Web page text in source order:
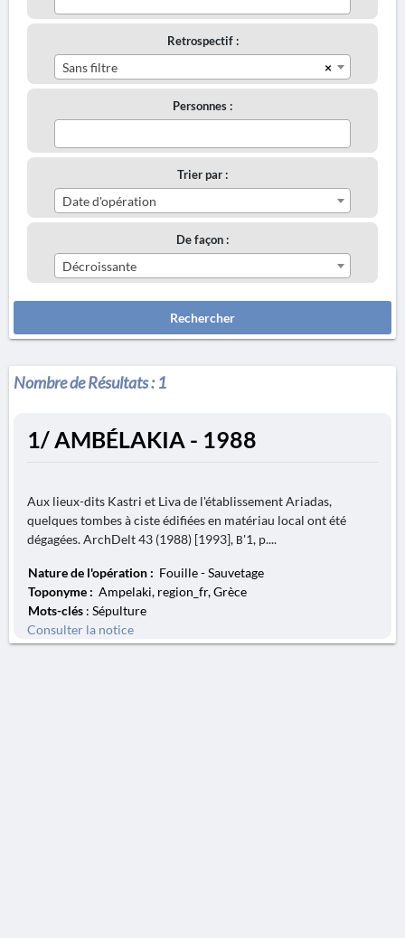
Retrospectif :
×
Sans filtre
Personnes :
Trier par :
Date d'opération
De façon :
Décroissante
Rechercher
Nombre de Résultats :1
1/ AMBÉLAKIA - 1988
Aux lieux-dits Kastri et Liva de l'établissement Ariadas,
quelques tombes à ciste édifiées en matériau local ont été
dégagées. ArchDelt 43 (1988) [1993], Β'1, p....
Nature de l'opération : Fouille - Sauvetage
Toponyme : Ampelaki, region_fr, Grèce
Mots-clés : Sépulture
Consulter la notice